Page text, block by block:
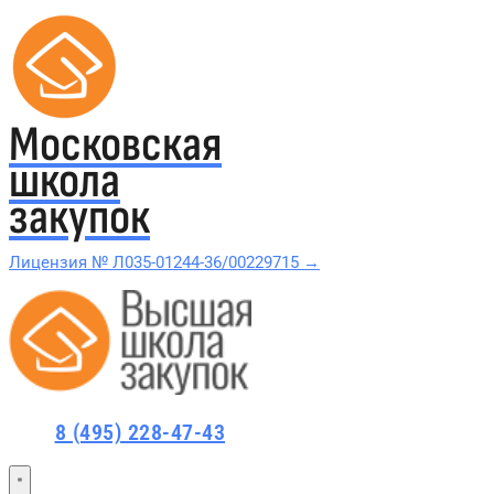
Московская
школа
закупок
Лицензия № Л035-01244-36/00229715 →
Проверить в реестре Рособрнадзора →
Курсы по 44-ФЗ
8 (495) 228-47-43